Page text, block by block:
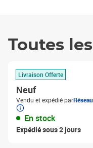
Toutes
Livraison Offerte
Neuf
Vendu et expédié par
En stock
Expédié sous 2 jours